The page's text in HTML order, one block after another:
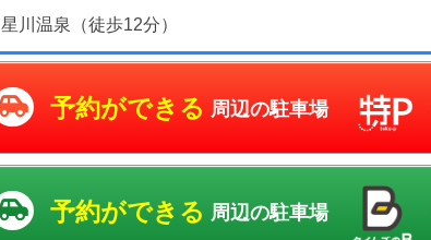
星川温泉（徒歩12分）
予約ができる 周辺の駐車場
予約ができる 周辺の駐車場